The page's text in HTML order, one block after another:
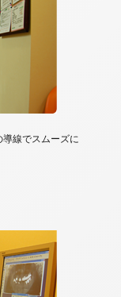
線でスムーズに